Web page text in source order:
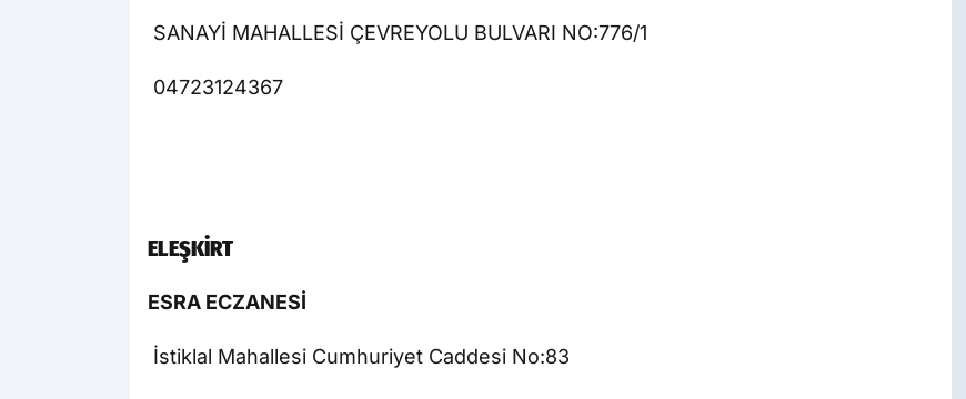
SANAYİ MAHALLESİ ÇEVREYOLU BULVARI NO:776/1
04723124367
ELEŞKİRT
ESRA ECZANESİ
İstiklal Mahallesi Cumhuriyet Caddesi No:83